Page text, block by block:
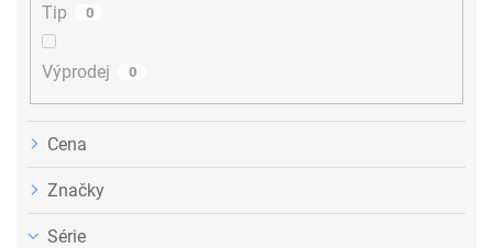
Tip 0
Výprodej 0
Cena
Značky
Série